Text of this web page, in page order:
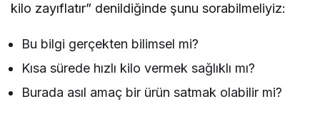
kilo zayıflatır” denildiğinde şunu sorabilmeliyiz:
Bu bilgi gerçekten bilimsel mi?
Kısa sürede hızlı kilo vermek sağlıklı mı?
Burada asıl amaç bir ürün satmak olabilir mi?